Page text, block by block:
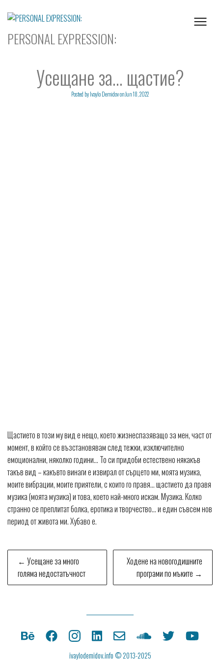
PERSONAL EXPRESSION:
Усещане за… щастие?
Posted byIvaylo DemidovonJun 18, 2022
Щастието в този му вид е нещо, което жизнеспазяващо за мен, част от
момент, в който се възстановявам след тежки, изключително
емоционални, няколко години… То си придоби естествено някакъв
такъв вид – какъвто винаги е извирал от сърцето ми, моята музика,
моите вибрации, моите приятели, с които го правя… щастието да правя
музика (моята музика) и това, което най-много искам. Музика. Колко
странно се преплитат болка, еротика и творчество… и един съвсем нов
период от живота ми. Хубаво е.
Post
navigation
← Усещане за много
голяма недостатъчност
Ходене на новогодишните
програми по мъките →
ivaylodemidov.info © 2013-2025